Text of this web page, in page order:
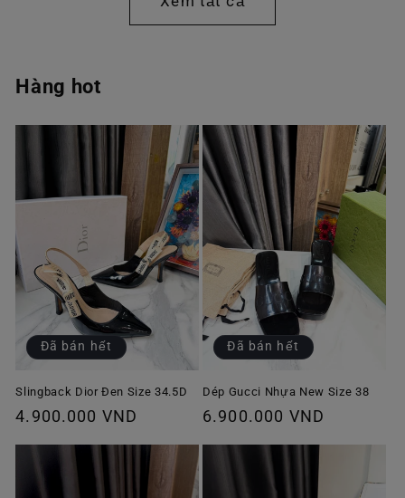
Hàng hot
Đã bán hết
Slingback Dior Đen Size 34.5D
Giá
thường
4.900.000 VND
Đã bán hết
Dép Gucci Nhựa New Size 38
Giá
6.900.000 VND